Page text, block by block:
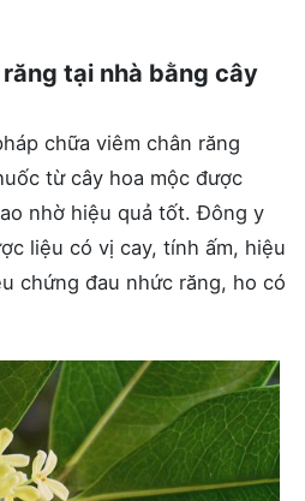
tại nhà bằng cây
chữa viêm chân răng
từ cây hoa mộc được
nhờ hiệu quả tốt. Đông y
liệu có vị cay, tính ấm, hiệu
chứng đau nhức răng, ho có